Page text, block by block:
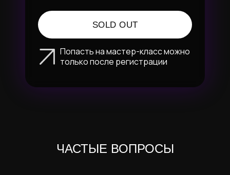
SOLD OUT
Попасть на мастер-класс можно
только после регистрации
ЧАСТЫЕ ВОПРОСЫ